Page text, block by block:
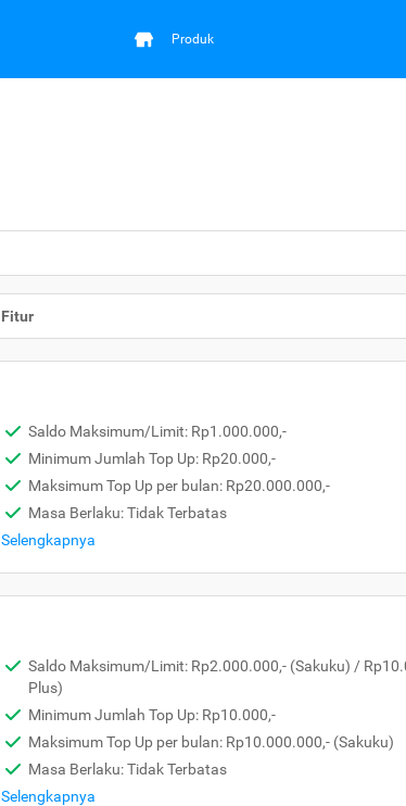
Produk
Fitur
Saldo Maksimum/Limit: Rp1.000.000,-
Minimum Jumlah Top Up: Rp20.000,-
Maksimum Top Up per bulan: Rp20.000.000,-
Masa Berlaku: Tidak Terbatas
Selengkapnya
Saldo Maksimum/Limit: Rp2.000.000,- (Sakuku) /
Plus)
Minimum Jumlah Top Up: Rp10.000,-
Maksimum Top Up per bulan: Rp10.000.000,- (Sakuku)
Masa Berlaku: Tidak Terbatas
Selengkapnya